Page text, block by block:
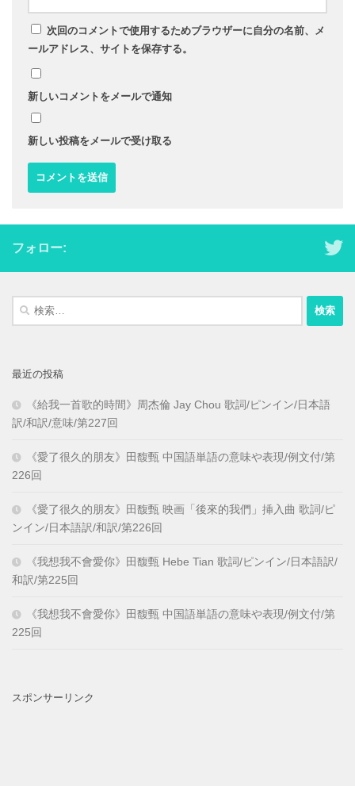
次回のコメントで使用するためブラウザーに自分の名前、メ
ールアドレス、サイトを保存する。
新しいコメントをメールで通知
新しい投稿をメールで受け取る
フォロー:
検
最近の投稿
《給我一首歌的時間》周杰倫 Jay Chou 歌詞/ピンイン/日本語
訳/和訳/意味/第227回
《愛了很久的朋友》田馥甄 中国語単語の意味や表現/例文付/第
226回
《愛了很久的朋友》田馥甄 映画「後來的我們」挿入曲 歌詞/ピ
ンイン/日本語訳/和訳/第226回
《我想我不會愛你》田馥甄 Hebe Tian 歌詞/ピンイン/日本語訳/
和訳/第225回
《我想我不會愛你》田馥甄 中国語単語の意味や表現/例文付/第
225回
スポンサーリンク